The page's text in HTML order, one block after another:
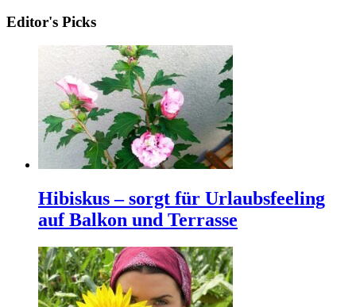
Editor's Picks
Hibiskus – sorgt für Urlaubsfeeling
auf Balkon und Terrasse